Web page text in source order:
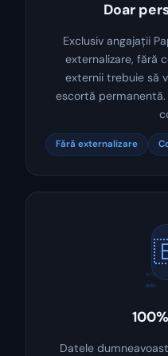
Doar
Exclusiv angajații
externalizare, fără
externii trebuie să
escortă
Fără externalizare
★
★
★★★
★
Datele